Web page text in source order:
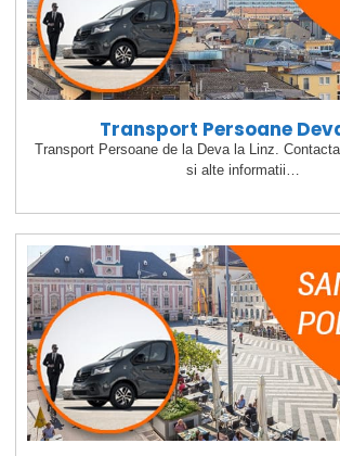
Transport Persoane
Transport Persoane de la Deva la Linz.
si alte informatii…